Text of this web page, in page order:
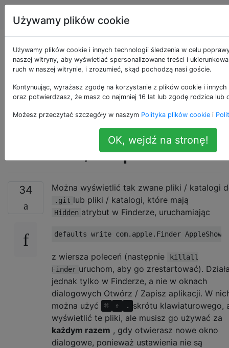
Apple Tagi
Czy zawsze można
wyświetlać ukryte /
pliki kropkowe w
oknach dialogowych
Otwórz / Zapisz?
34 Można wyświetlić tak zwane pliki / katalogi
.git lub pliki / katalogi, które mają
Hidden atrybut w Finderze, uruchamiając
z wiersza poleceń (następnie
killall
Finder uruchom, aby go zrestartować).
jednak tylko w Finderze, a nie w oknach
dialogowych Otwórz / Zapisz aplikacji. W
można użyć
⌘ ⇧ .
skrótu klawiaturowego,
wyświetlić te pliki, ale musisz go używać za
każdym razem , gdy otwierasz nowe okno
dialogowe, ponieważ ustawienia nie są
Używamy plików cookie
Używamy plików cookie i innych technologii śledzenia w celu
naszej witryny, aby wyświetlać spersonalizowane treści i
ruch w naszej witrynie, i zrozumieć, skąd pochodzą nasi goście.
Kontynuując, wyrażasz zgodę na korzystanie z plików cookie i
oraz potwierdzasz, że masz co najmniej 16 lat lub zgodę rodzica lub
Możesz przeczytać szczegóły w naszym Polityka plików cookie i
OK, wejdź na stronę!